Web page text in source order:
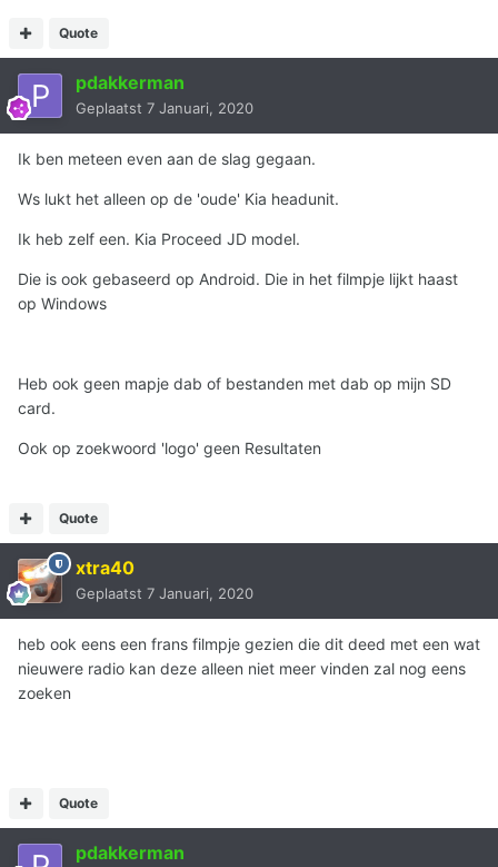
Quote
pdakkerman
Geplaatst 7 Januari, 2020
Ik ben meteen even aan de slag gegaan.
Ws lukt het alleen op de 'oude' Kia headunit.
Ik heb zelf een. Kia Proceed JD model.
Die is ook gebaseerd op Android. Die in het filmpje lijkt haast
op Windows
Heb ook geen mapje dab of bestanden met dab op mijn SD
card.
Ook op zoekwoord 'logo' geen Resultaten
Quote
xtra40
Geplaatst 7 Januari, 2020
heb ook eens een frans filmpje gezien die dit deed met een wat
nieuwere radio kan deze alleen niet meer vinden zal nog eens
zoeken
Quote
pdakkerman